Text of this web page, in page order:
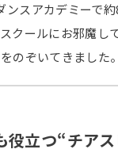
ンスアカデミーで
クールにお邪魔し
のぞいてきました。
役立つ“チア